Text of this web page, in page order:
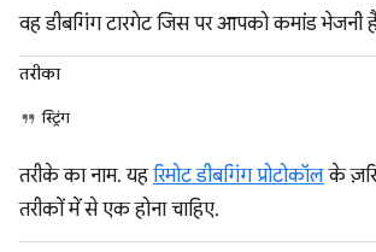
वह डीबगिंग टारगेट जिस पर आपको कमांड भेजनी
तरीका
स्ट्रिंग
तरीके का नाम. यह रिमोट डीबगिंग प्रोटोकॉलके
तरीकों में से एक होना चाहिए.